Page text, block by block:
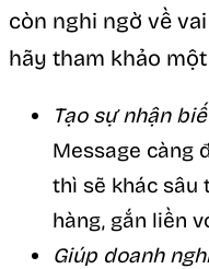
còn nghi ngờ về
hãy tham khảo
Tạo sự nhận
Message càng
thì sẽ khác sâu
hàng, gắn liền
Giúp doanh